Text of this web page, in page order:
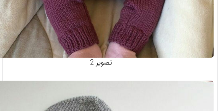
تصویر 2